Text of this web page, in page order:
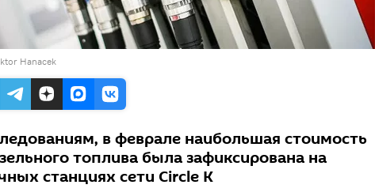
Hanacek
в феврале наибольшая стоимость
топлива была зафиксирована на
станциях сети Circle K